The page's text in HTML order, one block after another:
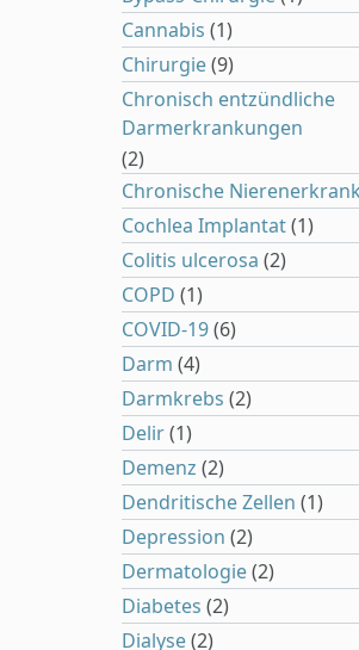
Cannabis (1)
Chirurgie(9)
Chronisch entzündliche
Darmerkrankungen
(2)
Chronische
Cochlea Implantat(1)
Colitis ulcerosa (2)
COPD (1)
COVID-19(6)
Darm (4)
Darmkrebs (2)
Delir(1)
Demenz (2)
Dendritische Zellen (1)
Depression (2)
Dermatologie(2)
Diabetes (2)
Dialyse(2)